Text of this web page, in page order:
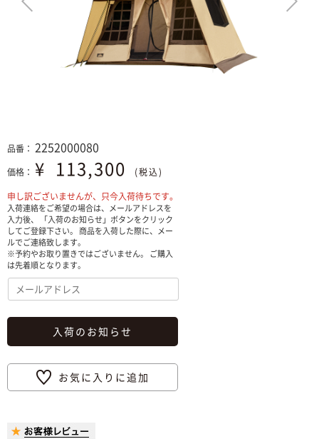
品番： 2252000080
価格： ¥ 113,300
(税込)
申し訳ございませんが、只今入荷待ちです。
入荷連絡をご希望の場合は、メールアドレスを
入力後、 「入荷のお知らせ」ボタンをクリック
してご登録下さい。 商品を入荷した際に、メー
ルでご連絡致します。
※予約やお取り置きではございません。 ご購入
は先着順となります。
入荷のお知らせ
お気に入りに追加